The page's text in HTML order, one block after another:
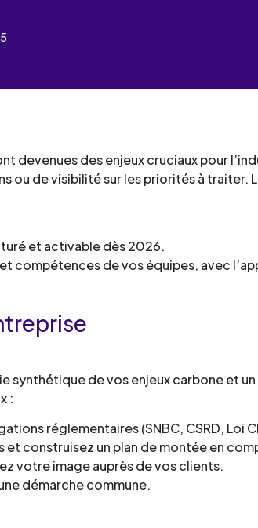
Œuvrer pour
Œuvrer pour
Industrialiser vos
compétences
Déployer le digital
devenues des enjeux cruciaux pour
ou de visibilité sur les priorités à traiter.
et activable dès 2026.
compétences de vos équipes, avec
synthétique de vos enjeux carbone et
:
réglementaires (SNBC, CSRD, Loi
et construisez un plan de montée en
votre image auprès de vos clients.
démarche commune.